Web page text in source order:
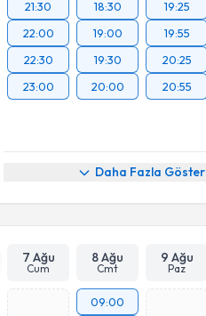
21:30
22:00
22:30
23:00
18:30
19:00
19:30
20:00
19:25
19:55
20:25
20:55
Daha Fazla Göster
7 Ağu
Cum
8 Ağu
Cmt
9 Ağu
Paz
09:00